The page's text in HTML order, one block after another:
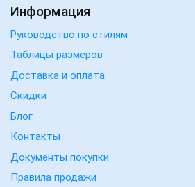
Информация
Руководство по стилям
Таблицы размеров
Доставка и оплата
Скидки
Блог
Контакты
Документы покупки
Правила продажи